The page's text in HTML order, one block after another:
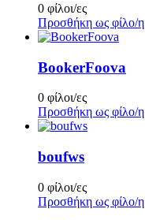
0 φίλοι/ες
Προσθήκη ως φίλο/η
BookerFoova
0 φίλοι/ες
Προσθήκη ως φίλο/η
boufws
0 φίλοι/ες
Προσθήκη ως φίλο/η